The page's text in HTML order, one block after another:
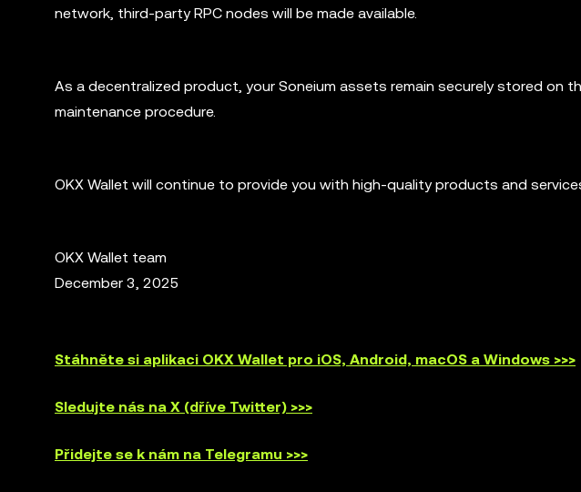
network, third-party RPC nodes will be made available.
As a decentralized product, your Soneium assets remain securely stored on
maintenance procedure.
OKX Wallet will continue to provide you with high-quality products and
OKX Wallet team
December 3, 2025
Stáhněte si aplikaci OKX Wallet pro iOS, Android, macOS a Windows >>>
Sledujte nás na X (dříve Twitter) >>>
Přidejte se k nám na Telegramu >>>